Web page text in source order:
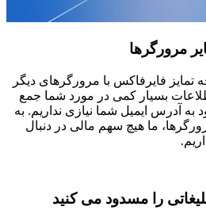
مرورگرها
فایرفاکس با مرورگرهای دیگر
بسیار کمی در مورد شما جمع
به آدرس ایمیل شما نیازی نداریم. به
ما هیچ سهم مالی در دنبال
را مسدود می کنید